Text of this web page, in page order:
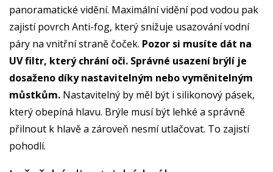
panoramatické vidění. Maximální vidění pod vodou pak
zajistí povrch Anti-fog, který snižuje usazování vodní
páry na vnitřní straně čoček. Pozor si musíte dát na
UV filtr, který chrání oči. Správné usazení brýlí je
dosaženo díky nastavitelným nebo vyměnitelným
můstkům. Nastavitelný by měl být i silikonový pásek,
který obepíná hlavu. Brýle musí být lehké a správně
přilnout k hlavě a zároveň nesmí utlačovat. To zajistí
pohodlí.